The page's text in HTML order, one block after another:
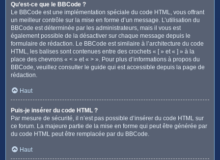
Qu’est-ce que le BBCode ?
Le BBCode est une implémentation spéciale du code HTML, vous offrant
un meilleur contrôle sur la mise en forme d’un message. L’utilisation du
BBCode est déterminée par les administrateurs, mais il vous est
également possible de la désactiver sur chaque message depuis le
formulaire de rédaction. Le BBCode est similaire à l’architecture du code
HTML, les balises sont contenues entre des crochets « [ » et « ] » à la
place des chevrons « < » et « > ». Pour plus d’informations à propos du
BBCode, veuillez consulter le guide qui est accessible depuis la page de
rédaction.
Haut
Puis-je insérer du code HTML ?
Par mesure de sécurité, il n’est pas possible d’insérer du code HTML sur
ce forum. La majeure partie de la mise en forme qui peut être générée par
du code HTML peut être remplacée par du BBCode.
Haut